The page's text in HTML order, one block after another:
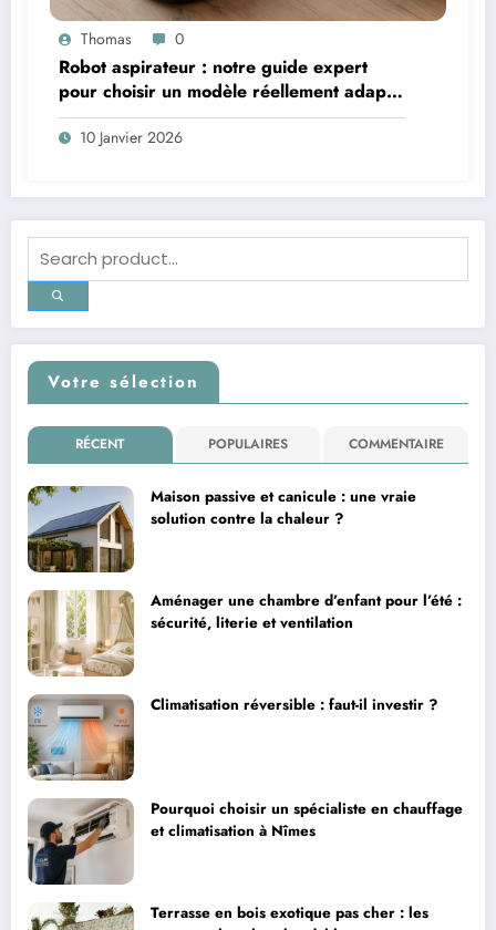
Thomas 0
Robot aspirateur : notre guide expert
pour choisir un modèle réellement adapté
à votre logement
10 Janvier 2026
Votre sélection
RÉCENT POPULAIRES COMMENTAIRE
Maison passive et canicule : une vraie
solution contre la chaleur ?
Aménager une chambre d’enfant pour l’été :
sécurité, literie et ventilation
Climatisation réversible : faut-il investir ?
Pourquoi choisir un spécialiste en chauffage
et climatisation à Nîmes
Terrasse en bois exotique pas cher : les